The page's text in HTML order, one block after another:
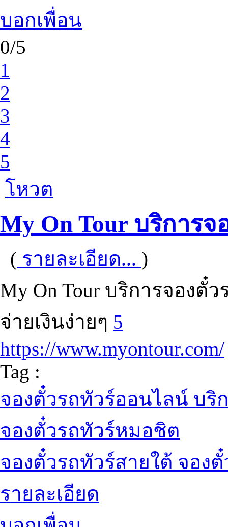
บอกเพื่อน
0/5
1
2
3
4
5
โหวต
My On Tour บริการ
( รายละเอียด... )
My On Tour บริการจองตั๋
จ่ายเงินง่ายๆ 5
https://www.myontour.com/
Tag :
จองตั๋วรถทัวร์ออนไลน์ บริ
จองตั๋วรถทัวร์หมอชิต
จองตั๋วรถทัวร์สายใต้ จอง
รายละเอียด